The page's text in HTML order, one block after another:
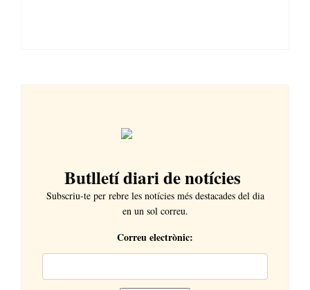
Butlletí diari de notícies
Subscriu-te per rebre les notícies més destacades del dia
en un sol correu.
Correu electrònic: